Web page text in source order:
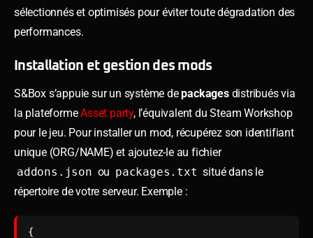
sélectionnés et optimisés pour éviter toute dégradation des
performances.
Installation et gestion des mods
S&Box s’appuie sur un système depackagesdistribués via
la plateformeAsset.party, l’équivalent du Steam Workshop
pour le jeu. Pour installer un mod, récupérez son identifiant
unique (ORG/NAME) et ajoutez-le au fichier
addons.json ou packages.txt situé dans le
répertoire de votre serveur. Exemple :
{